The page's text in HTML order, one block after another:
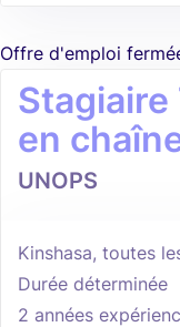
Offre d'emploi
en
UNOPS
Kinshasa, toutes
Durée déterminée
2 années